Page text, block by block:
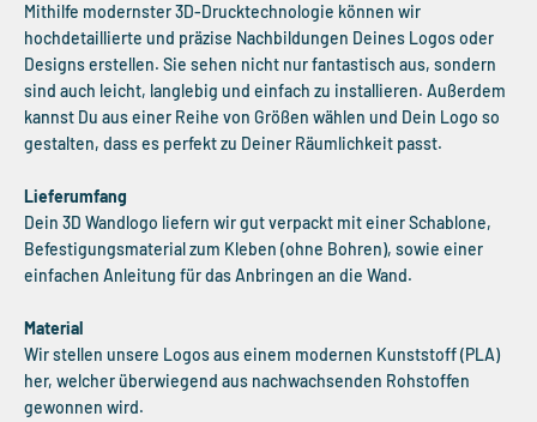
Mithilfe modernster 3D-Drucktechnologie können wir
hochdetaillierte und präzise Nachbildungen Deines Logos oder
Designs erstellen. Sie sehen nicht nur fantastisch aus, sondern
sind auch leicht, langlebig und einfach zu installieren. Außerdem
kannst Du aus einer Reihe von Größen wählen und Dein Logo so
gestalten, dass es perfekt zu Deiner Räumlichkeit passt.
Lieferumfang
Dein 3D Wandlogo liefern wir gut verpackt mit einer Schablone,
Befestigungsmaterial zum Kleben (ohne Bohren), sowie einer
einfachen Anleitung für das Anbringen an die Wand.
Material
Wir stellen unsere Logos aus einem modernen Kunststoff (PLA)
her, welcher überwiegend aus nachwachsenden Rohstoffen
gewonnen wird.